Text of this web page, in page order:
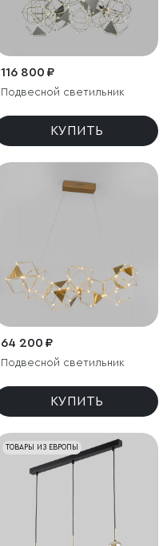
116 800 ₽
Подвесной светильник
КУПИТЬ
64 200 ₽
Подвесной светильник
КУПИТЬ
ТОВАРЫ ИЗ ЕВРОПЫ